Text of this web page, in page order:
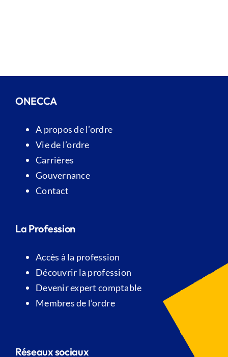
ONECCA
A propos de l’ordre
Vie de l’ordre
Carrières
Gouvernance
Contact
La Profession
Accès à la profession
Découvrir la profession
Devenir expert comptable
Membres de l’ordre
Réseaux sociaux